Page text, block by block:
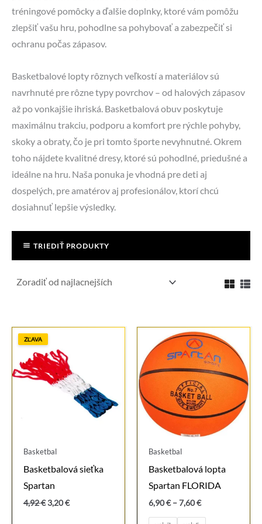
tréningové pomôcky a ďalšie doplnky, ktoré vám pomôžu
zlepšiť vašu hru, pohodlne sa pohybovať a zabezpečiť si
ochranu počas zápasov.
Basketbalové lopty rôznych veľkostí a materiálov sú
navrhnuté pre rôzne typy povrchov – od halových zápasov
až po vonkajšie ihriská. Basketbalová obuv poskytuje
maximálnu trakciu, podporu a komfort pre rýchle pohyby,
skoky a obraty, čo je pri tomto športe nevyhnutné. Okrem
toho nájdete kvalitné dresy, ktoré sú pohodlné, priedušné a
ideálne na hru. Naša ponuka je vhodná pre deti aj
dospelých, pre amatérov aj profesionálov, ktorí chcú
dosiahnuť lepšie výsledky.
TRIEDIŤ PRODUKTY
ZĽAVA
Basketbal
Basketbalová sieťka
Spartan
4,92€ Pôvodná
3,20€Aktuálna
Basketbal
Basketbalová lopta
Spartan FLORIDA
6,90€ – 7,60€Price